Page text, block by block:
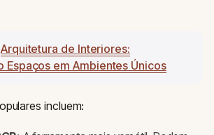
Arquitetura de Interiores:
Espaços em Ambientes Únicos
incluem: